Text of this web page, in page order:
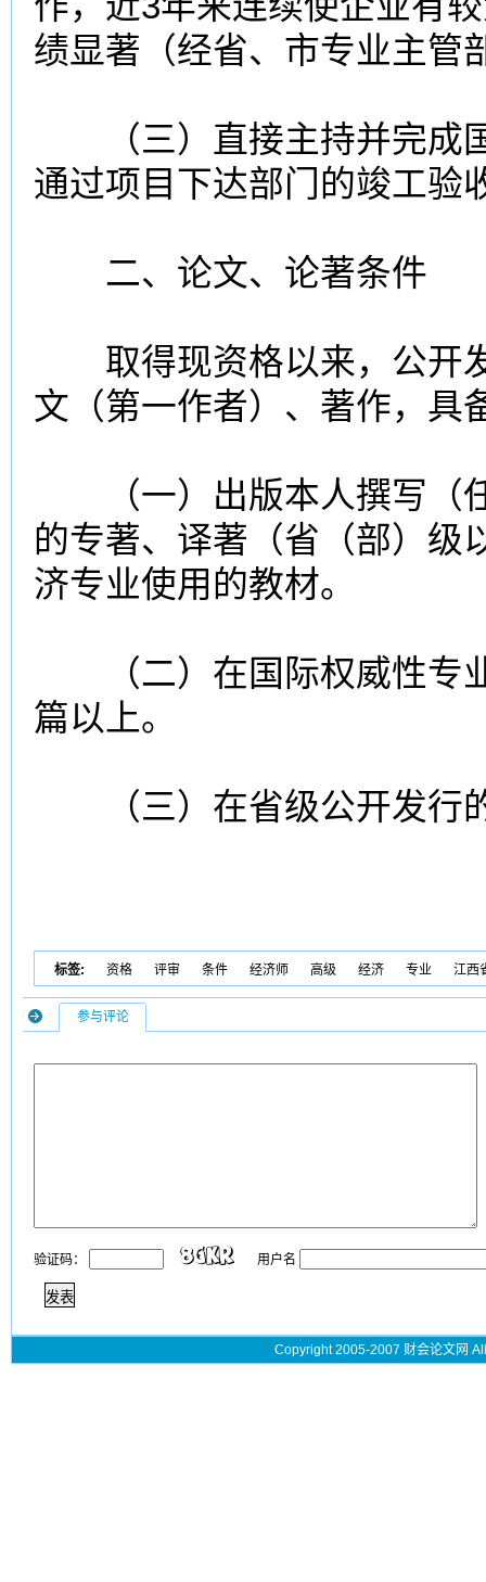
绩显著（经省、市专业主管
（三）直接主持并完成
通过项目下达部门的竣工验
二、论文、论著条件
取得现资格以来，公开
文（第一作者）、著作，具
（一）出版本人撰写（
的专著、译著（省（部）级
济专业使用的教材。
（二）在国际权威性专
篇以上。
（三）在省级公开发行
标签: 资格 评审 条件 经济师 高级 经济 专业 江西
参与评论
验证码： 用户名
Copyright 2005-2007 财会论文网